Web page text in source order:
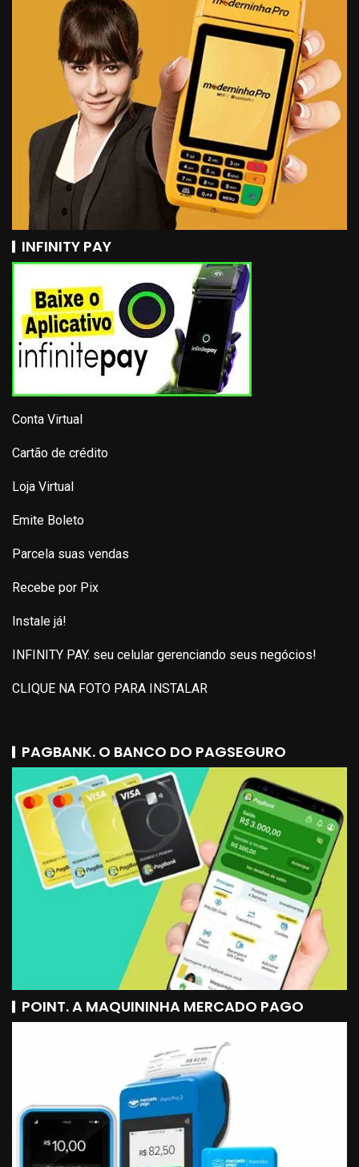
INFINITY PAY
Conta Virtual
Cartão de crédito
Loja Virtual
Emite Boleto
Parcela suas vendas
Recebe por Pix
Instale já!
INFINITY PAY. seu celular gerenciando seus negócios!
CLIQUE NA FOTO PARA INSTALAR
PAGBANK. O BANCO DO PAGSEGURO
POINT. A MAQUININHA MERCADO PAGO